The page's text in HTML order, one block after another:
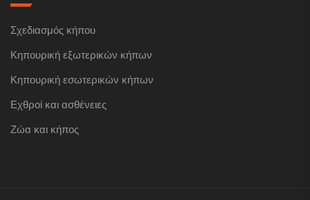
Σχεδιασμός κήπου
Κηπουρική εξωτερικών κήπων
Κηπουρική εσωτερικών κήπων
Εχθροί και ασθένειες
Ζώα και κήπος